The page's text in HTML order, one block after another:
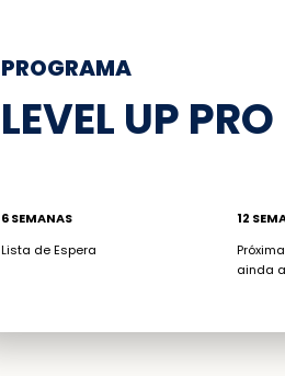
PROGRAMA
LEVEL UP PRO
6 SEMANAS
Lista de Espera
12
ainda